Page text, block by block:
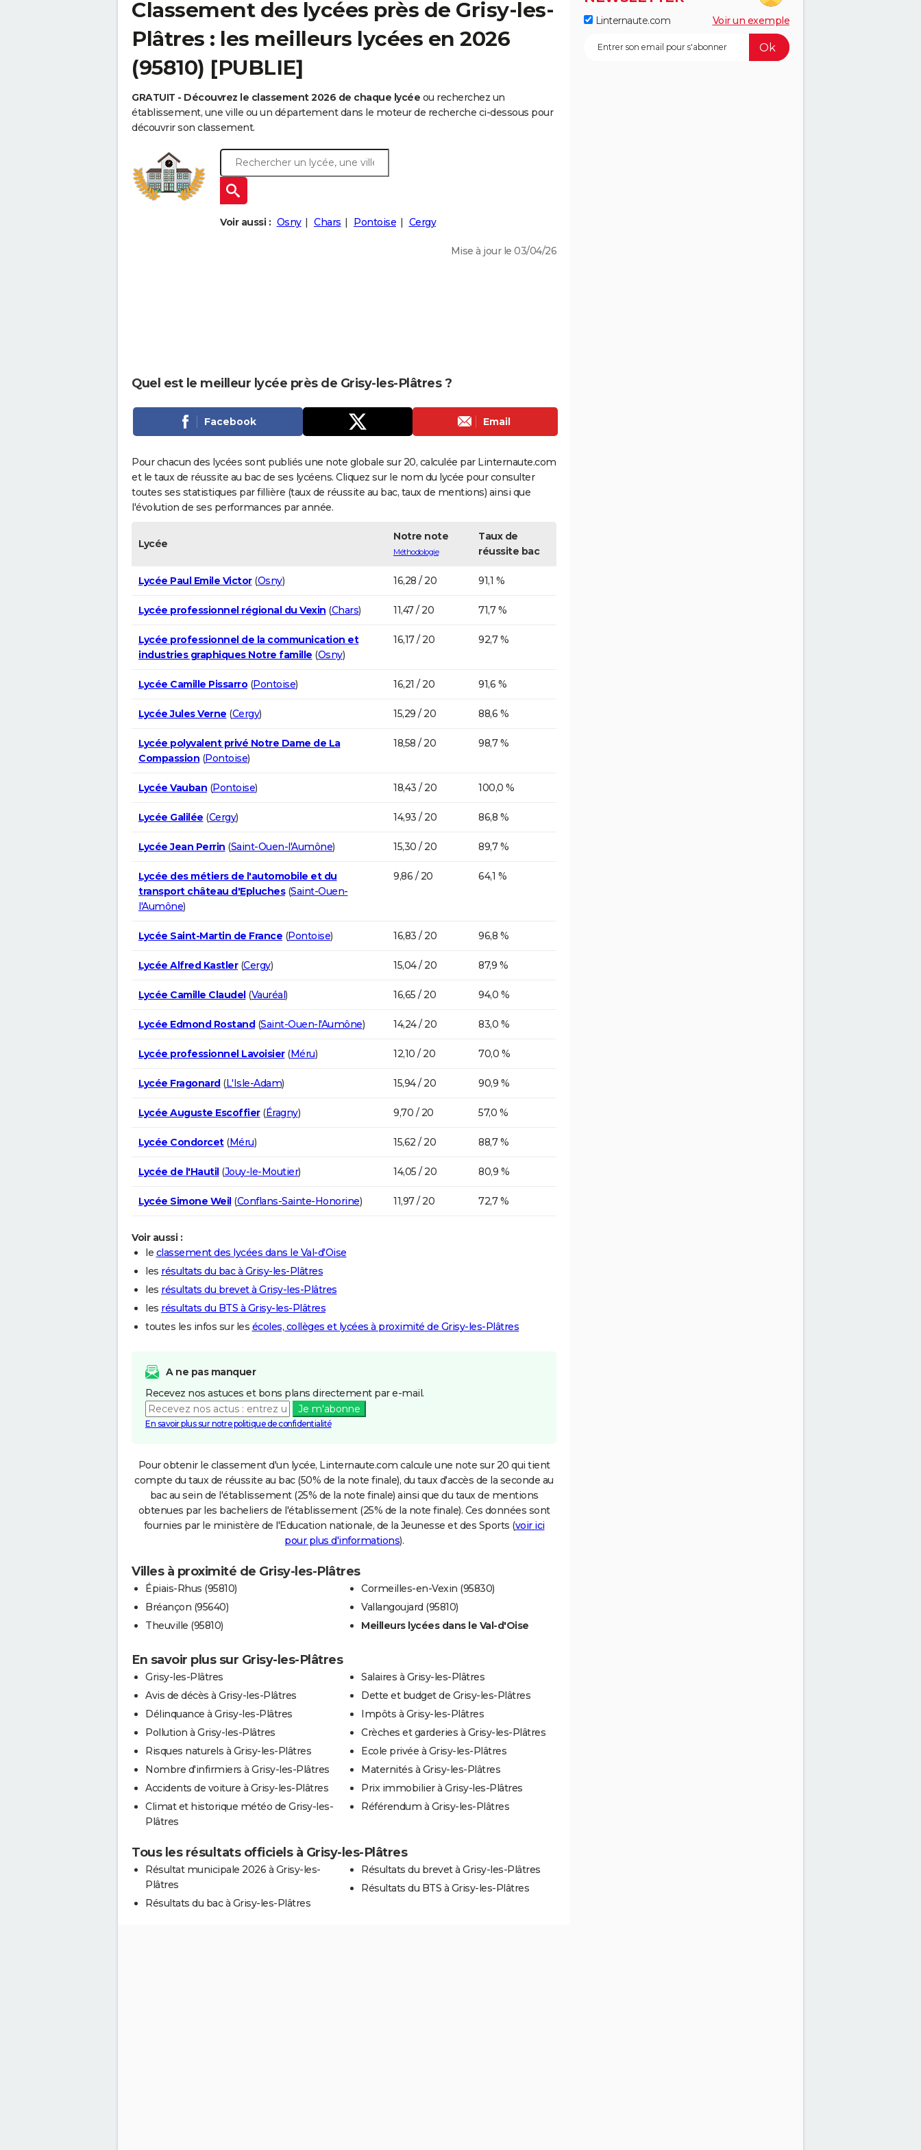
Classement des lycées près de Grisy-les-
Plâtres : les meilleurs lycées en 2026
(95810) [PUBLIE]
GRATUIT - Découvrez le classement 2026 de chaque lycée ou recherchez un
établissement, une ville ou un département dans le moteur de recherche ci-dessous pour
découvrir son classement.
Voir aussi : Osny Chars Pontoise Cergy
Mise à jour le 03/04/26
Quel est le meilleur lycée près de Grisy-les-Plâtres ?
Facebook Email
Pour chacun des lycées sont publiés une note globale sur 20, calculée par Linternaute.com
et le taux de réussite au bac de ses lycéens. Cliquez sur le nom du lycée pour consulter
toutes ses statistiques par fillière (taux de réussite au bac, taux de mentions) ainsi que
l'évolution de ses performances par année.
Lycée
Notre note
Méthodologie
Taux de
réussite bac
Lycée Paul Emile Victor(Osny) 16,28 / 20 91,1 %
Lycée professionnel régional du Vexin (Chars) 11,47 / 20 71,7 %
Lycée professionnel de la communication et
industries graphiques Notre famille (Osny)
16,17 / 20 92,7 %
Lycée Camille Pissarro (Pontoise) 16,21 / 20 91,6 %
Lycée Jules Verne (Cergy) 15,29 / 20 88,6 %
Lycée polyvalent privé Notre Dame de La
Compassion (Pontoise)
18,58 / 20 98,7 %
Lycée Vauban (Pontoise) 18,43 / 20 100,0 %
Lycée Galilée (Cergy) 14,93 / 20 86,8 %
Lycée Jean Perrin (Saint-Ouen-l'Aumône) 15,30 / 20 89,7 %
Lycée des métiers de l'automobile et du
transport château d'Epluches(Saint-Ouen-
l'Aumône)
9,86 / 20 64,1 %
Lycée Saint-Martin de France (Pontoise) 16,83 / 20 96,8 %
Lycée Alfred Kastler(Cergy) 15,04 / 20 87,9 %
Lycée Camille Claudel(Vauréal) 16,65 / 20 94,0 %
Lycée Edmond Rostand(Saint-Ouen-l'Aumône) 14,24 / 20 83,0 %
Lycée professionnel Lavoisier(Méru) 12,10 / 20 70,0 %
Lycée Fragonard(L'Isle-Adam) 15,94 / 20 90,9 %
Lycée Auguste Escoffier(Éragny) 9,70 / 20 57,0 %
Lycée Condorcet(Méru) 15,62 / 20 88,7 %
Lycée de l'Hautil(Jouy-le-Moutier) 14,05 / 20 80,9 %
Lycée Simone Weil(Conflans-Sainte-Honorine) 11,97 / 20 72,7 %
Voir aussi :
le classement des lycées dans le Val-d'Oise
les résultats du bac à Grisy-les-Plâtres
les résultats du brevet à Grisy-les-Plâtres
les résultats du BTS à Grisy-les-Plâtres
toutes les infos sur les écoles, collèges et lycées à proximité de Grisy-les-Plâtres
A ne pas manquer
Recevez nos astuces et bons plans directement par e-mail.
Je m'abonne
En savoir plus sur notre politique de confidentialité
Pour obtenir le classement d'un lycée, Linternaute.com calcule une note sur 20 qui tient
compte du taux de réussite au bac (50% de la note finale), du taux d'accès de la seconde au
bac au sein de l'établissement (25% de la note finale) ainsi que du taux de mentions
obtenues par les bacheliers de l'établissement (25% de la note finale). Ces données sont
fournies par le ministère de l'Education nationale, de la Jeunesse et des Sports (voir ici
pour plus d'informations).
Villes à proximité de Grisy-les-Plâtres
Épiais-Rhus (95810)
Bréançon (95640)
Theuville (95810)
Cormeilles-en-Vexin (95830)
Vallangoujard (95810)
Meilleurs lycées dans le Val-d'Oise
En savoir plus sur Grisy-les-Plâtres
Grisy-les-Plâtres
Avis de décès à Grisy-les-Plâtres
Délinquance à Grisy-les-Plâtres
Pollution à Grisy-les-Plâtres
Risques naturels à Grisy-les-Plâtres
Nombre d'infirmiers à Grisy-les-Plâtres
Accidents de voiture à Grisy-les-Plâtres
Climat et historique météo de Grisy-les-
Plâtres
Salaires à Grisy-les-Plâtres
Dette et budget de Grisy-les-Plâtres
Impôts à Grisy-les-Plâtres
Crèches et garderies à Grisy-les-Plâtres
Ecole privée à Grisy-les-Plâtres
Maternités à Grisy-les-Plâtres
Prix immobilier à Grisy-les-Plâtres
Référendum à Grisy-les-Plâtres
Tous les résultats officiels à Grisy-les-Plâtres
Résultat municipale 2026 à Grisy-les-
Plâtres
Résultats du bac à Grisy-les-Plâtres
Résultats du brevet à Grisy-les-Plâtres
Résultats du BTS à Grisy-les-Plâtres
Linternaute.com Voir un exemple